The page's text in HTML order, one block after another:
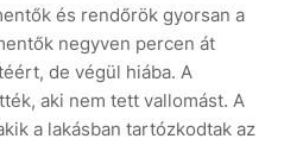
és rendőrök gyorsan a
negyven percen át
de végül hiába. A
aki nem tett vallomást. A
a lakásban tartózkodtak az